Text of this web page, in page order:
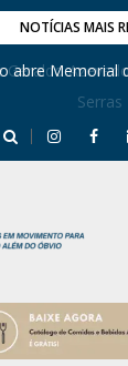
NOTÍCIAS MAIS
Geraldo
Serras
abre Memorial